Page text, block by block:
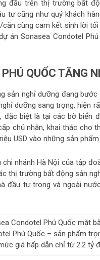
đầu trên thị trường bất
tư cũng như quý khách
cùng cam kết sinh lời
án Sonasea Condotel
QUỐC TĂNG
sản nghỉ dưỡng đang
dưỡng sang trọng, hiện
biệt là tại các bờ biển
chủ nhân, khai thác cho
USD vào những sản
nhánh Hà Nội của tập
thị trường bất động sản
đầu tư trong và ngoài
Phú Quốc – sản phẩm
giá hấp dẫn chỉ từ 2.2 tỷ